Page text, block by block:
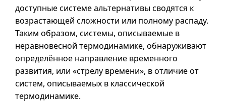
доступные системе альтернативы сводятся к
возрастающей сложности или полному распаду.
Таким образом, системы, описываемые в
неравновесной термодинамике, обнаруживают
определённое направление временного
развития, или «стрелу времени», в отличие от
систем, описываемых в классической
термодинамике.